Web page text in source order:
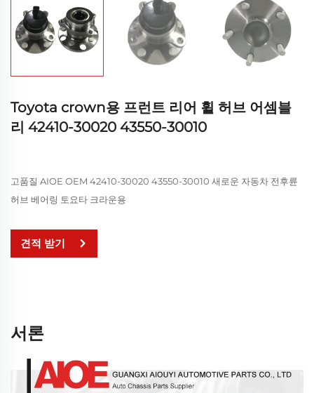
Toyota crown용 프런트 리어 휠 허브 어셈블
리 42410-30020 43550-30010
고품질 AIOE OEM 42410-30020 43550-30010 새로운 자동차 전후륜
허브 베어링 토요타 크라운용
견적 받기
서론